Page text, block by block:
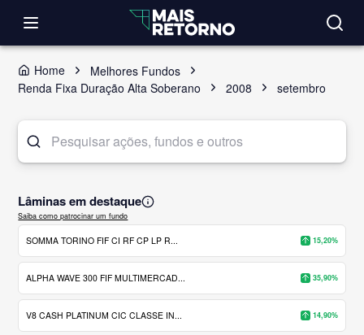
Home
Melhores Fundos
Renda Fixa Duração Alta Soberano
2008 setembro
Lâminas em destaque
Saiba como patrocinar um fundo
SOMMA TORINO FIF CI RF CP LP R... 15,20%
ALPHA WAVE 300 FIF MULTIMERCAD... 35,90%
V8 CASH PLATINUM CIC CLASSE IN... 14,90%